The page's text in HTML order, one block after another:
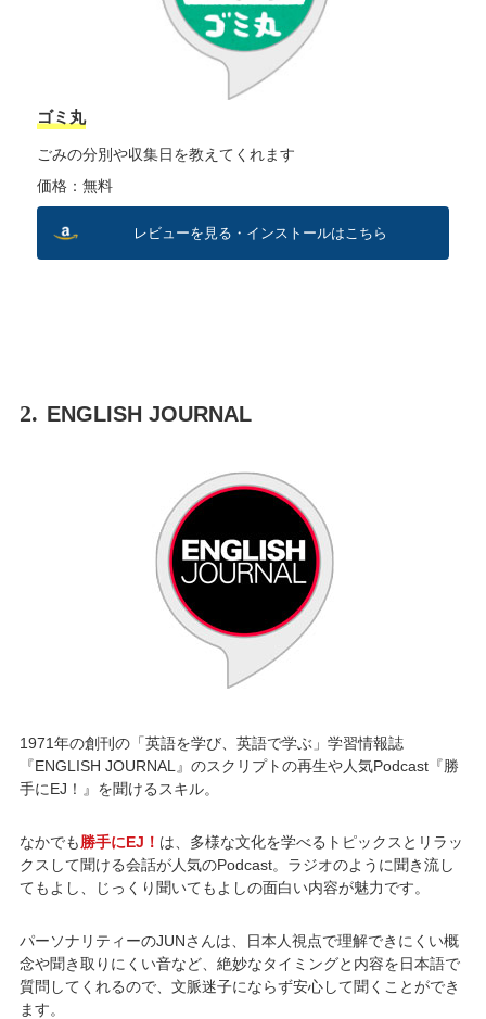
ゴミ丸
ごみの分別や収集日を教えてくれます
価格：無料
レビューを見る・インストールはこちら
2. ENGLISH JOURNAL
1971年の創刊の「英語を学び、英語で学ぶ」学習情報誌
『ENGLISH JOURNAL』のスクリプトの再生や人気Podcast『勝
手にEJ！』を聞けるスキル。
なかでも勝手にEJ！ は、多様な文化を学べるトピックスとリラッ
クスして聞ける会話が人気のPodcast。ラジオのように聞き流し
てもよし、じっくり聞いてもよしの面白い内容が魅力です。
パーソナリティーのJUNさんは、日本人視点で理解できにくい概
念や聞き取りにくい音など、絶妙なタイミングと内容を日本語で
質問してくれるので、文脈迷子にならず安心して聞くことができ
ます。